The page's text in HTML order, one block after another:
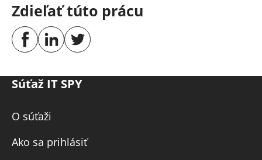
Zdieľať túto prácu
Súťaž IT SPY
O súťaži
Ako sa prihlásiť